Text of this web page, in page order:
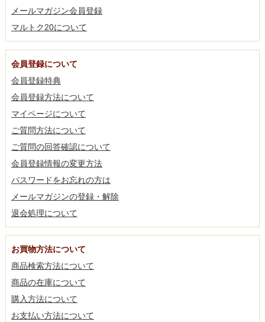
メールマガジン会員登録
マルトク20について
会員登録について
会員登録特典
会員登録方法について
マイページについて
ご質問方法について
ご質問の回答確認について
会員登録情報の変更方法
パスワードをお忘れの方は
メールマガジンの登録・解除
退会処理について
お買物方法について
商品検索方法について
商品の在庫について
購入方法について
お支払い方法について